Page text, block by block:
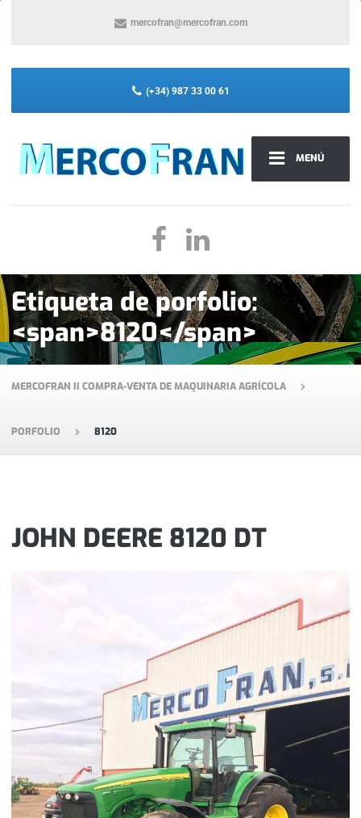
MENÚ
mercofran@mercofran.com
(+34) 987 33 00 61
Etiqueta de porfolio:
<span>8120</span>
MERCOFRAN II COMPRA-VENTA DE MAQUINARIA AGRÍCOLA
PORFOLIO 8120
JOHN DEERE 8120 DT